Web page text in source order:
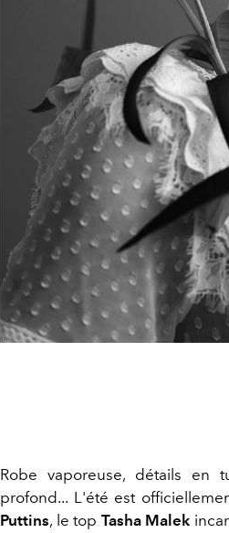
Robe vaporeuse, détails en
profond... L'été est
Puttins, le top Tasha Malek